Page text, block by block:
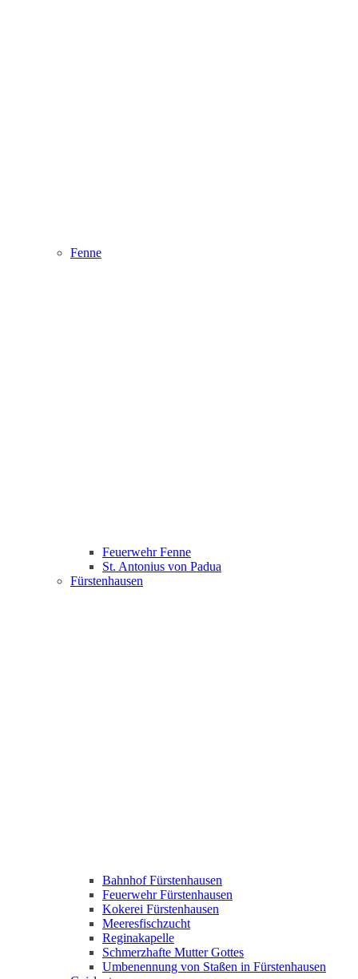
Fenne
Feuerwehr Fenne
St. Antonius von Padua
Fürstenhausen
Bahnhof Fürstenhausen
Feuerwehr Fürstenhausen
Kokerei Fürstenhausen
Meeresfischzucht
Reginakapelle
Schmerzhafte Mutter Gottes
Umbenennung von Staßen in Fürstenhausen